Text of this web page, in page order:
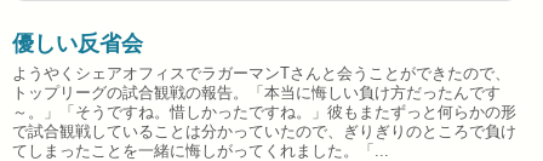
優しい反省会
ようやくシェアオフィスでラガーマンTさんと会うことができたので、
トップリーグの試合観戦の報告。「本当に悔しい負け方だったんです
～。」「そうですね。惜しかったですね。」彼もまたずっと何らかの形
で試合観戦していることは分かっていたので、ぎりぎりのところで負け
てしまったことを一緒に悔しがってくれました。「...